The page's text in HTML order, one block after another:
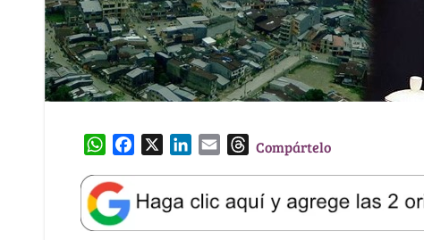
W
a
t
s
e
b
k
e
l
T
e
a
Compártelo